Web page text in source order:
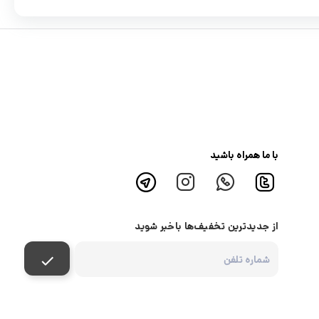
با ما همراه باشید
از جدیدترین تخفیف‌ها باخبر شوید